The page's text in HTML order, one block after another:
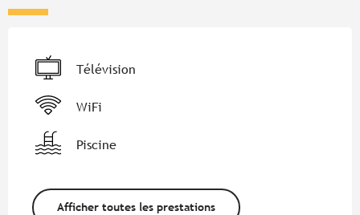
Télévision
WiFi
Piscine
Afficher toutes les prestations